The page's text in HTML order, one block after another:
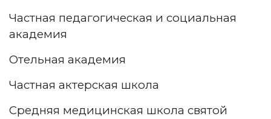
Частная педагогическая и социальная
академия
Отельная академия
Частная актерская школа
Средняя медицинская школа святой